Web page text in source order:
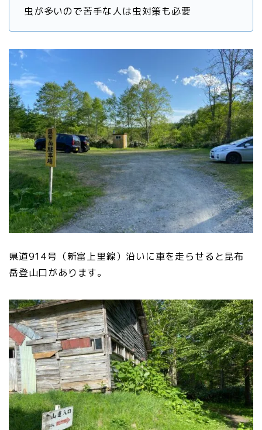
虫が多いので苦手な人は虫対策も必要
県道914号（新富上里線）沿いに車を走らせると昆布
岳登山口があります。